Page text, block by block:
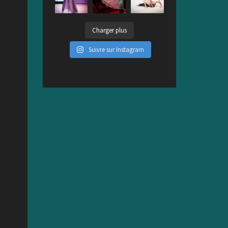
Charger plus
Suivre sur Instagram